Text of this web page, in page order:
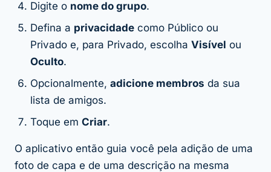
Digite o nome do grupo.
Defina a privacidade como Público ou
Privado e, para Privado, escolha Visível ou
Oculto.
Opcionalmente, adicione membros da sua
lista de amigos.
Toque em Criar.
O aplicativo então guia você pela adição de uma
foto de capa e de uma descrição na mesma